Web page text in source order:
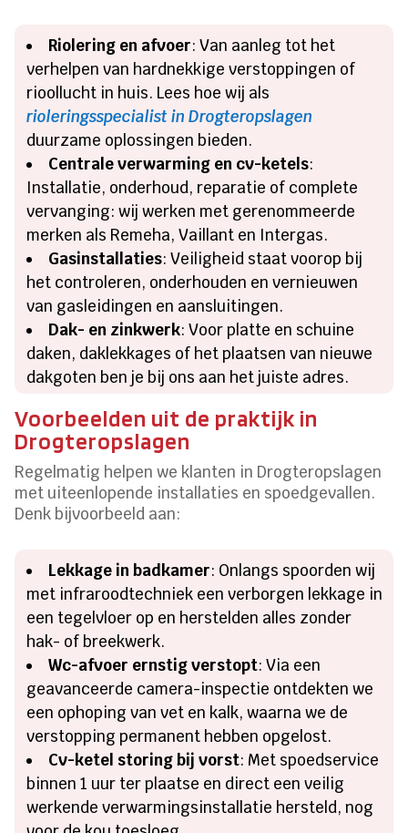
Riolering en afvoer: Van aanleg tot het
verhelpen van hardnekkige verstoppingen of
rioollucht in huis. Lees hoe wij als
rioleringsspecialist in Drogteropslagen
duurzame oplossingen bieden.
Centrale verwarming en cv-ketels:
Installatie, onderhoud, reparatie of complete
vervanging: wij werken met gerenommeerde
merken als Remeha, Vaillant en Intergas.
Gasinstallaties: Veiligheid staat voorop bij
het controleren, onderhouden en vernieuwen
van gasleidingen en aansluitingen.
Dak- en zinkwerk: Voor platte en schuine
daken, daklekkages of het plaatsen van nieuwe
dakgoten ben je bij ons aan het juiste adres.
Voorbeelden uit de praktijk in
Drogteropslagen
Regelmatig helpen we klanten in Drogteropslagen
met uiteenlopende installaties en spoedgevallen.
Denk bijvoorbeeld aan:
Lekkage in badkamer: Onlangs spoorden wij
met infraroodtechniek een verborgen lekkage in
een tegelvloer op en herstelden alles zonder
hak- of breekwerk.
Wc-afvoer ernstig verstopt: Via een
geavanceerde camera-inspectie ontdekten we
een ophoping van vet en kalk, waarna we de
verstopping permanent hebben opgelost.
Cv-ketel storing bij vorst: Met spoedservice
binnen 1 uur ter plaatse en direct een veilig
werkende verwarmingsinstallatie hersteld, nog